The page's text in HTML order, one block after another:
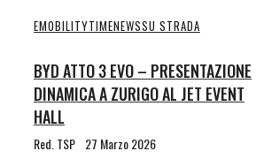
EMOBILITYTIMENEWSSU STRADA
BYD ATTO 3 EVO – PRESENTAZIONE
DINAMICA A ZURIGO AL JET EVENT
HALL
Red. TSP 27 Marzo 2026